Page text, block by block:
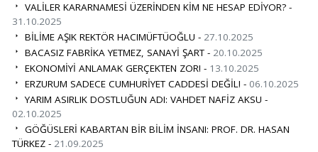
VALİLER KARARNAMESİ ÜZERİNDEN KİM NE HESAP EDİYOR? -
31.10.2025
BİLİME AŞIK REKTÖR HACIMÜFTÜOĞLU - 27.10.2025
BACASIZ FABRİKA YETMEZ, SANAYİ ŞART - 20.10.2025
EKONOMİYİ ANLAMAK GERÇEKTEN ZOR! - 13.10.2025
ERZURUM SADECE CUMHURİYET CADDESİ DEĞİL! - 06.10.2025
YARIM ASIRLIK DOSTLUĞUN ADI: VAHDET NAFİZ AKSU -
02.10.2025
GÖĞÜSLERİ KABARTAN BİR BİLİM İNSANI: PROF. DR. HASAN
TÜRKEZ - 21.09.2025